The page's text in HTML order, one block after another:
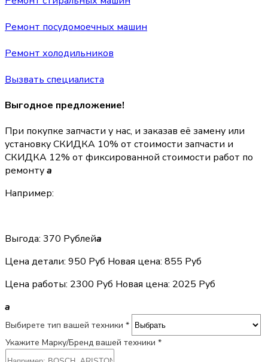
Ремонт посудомоечных машин
Ремонт холодильников
Вызвать специалиста
Выгодное предложение!
При покупке запчасти у нас, и заказав её замену или
установкуСКИДКА 10% от стоимости запчасти и
СКИДКА 12% от фиксированной стоимости работ по
ремонтуa
Например:
Выгода: 370 Рублейa
Цена детали: 950 Руб Новая цена: 855 Руб
Цена работы: 2300 Руб Новая цена: 2025 Руб
a
Выбирете тип вашей техники *
Укажите Марку/Бренд вашей техники *